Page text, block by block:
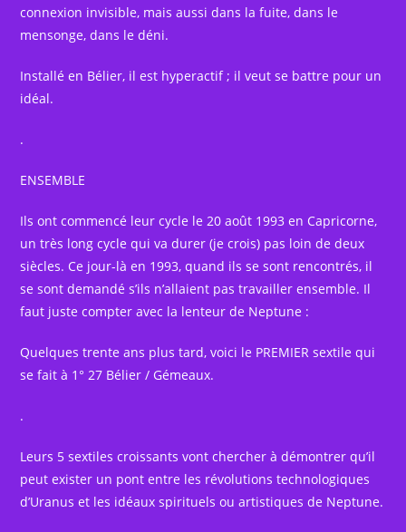
connexion invisible, mais aussi dans la fuite, dans le
mensonge, dans le déni.
Installé en Bélier, il est hyperactif ; il veut se battre pour un
idéal.
.
ENSEMBLE
Ils ont commencé leur cycle le 20 août 1993 en Capricorne,
un très long cycle qui va durer (je crois) pas loin de deux
siècles. Ce jour-là en 1993, quand ils se sont rencontrés, il
se sont demandé s’ils n’allaient pas travailler ensemble. Il
faut juste compter avec la lenteur de Neptune :
Quelques trente ans plus tard, voici le PREMIER sextile qui
se fait à 1° 27 Bélier / Gémeaux.
.
Leurs 5 sextiles croissants vont chercher à démontrer qu’il
peut exister un pont entre les révolutions technologiques
d’Uranus et les idéaux spirituels ou artistiques de Neptune.